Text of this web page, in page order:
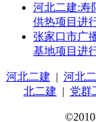
河北二建:寿
供热项目进
张家口市广
基地项目进
河北二建 | 河北
北二建 | 党群